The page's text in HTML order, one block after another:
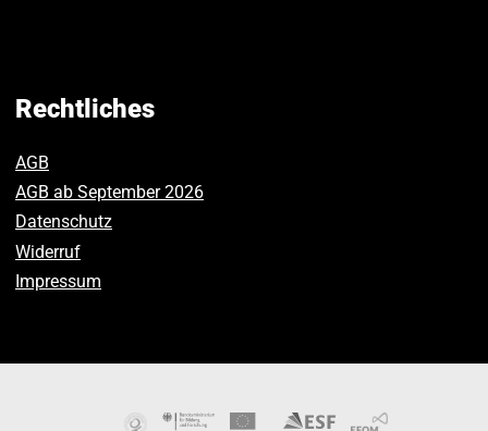
Facebook.Instagram.
Rechtliches
AGB
AGB ab September 2026
Datenschutz
Widerruf
Impressum